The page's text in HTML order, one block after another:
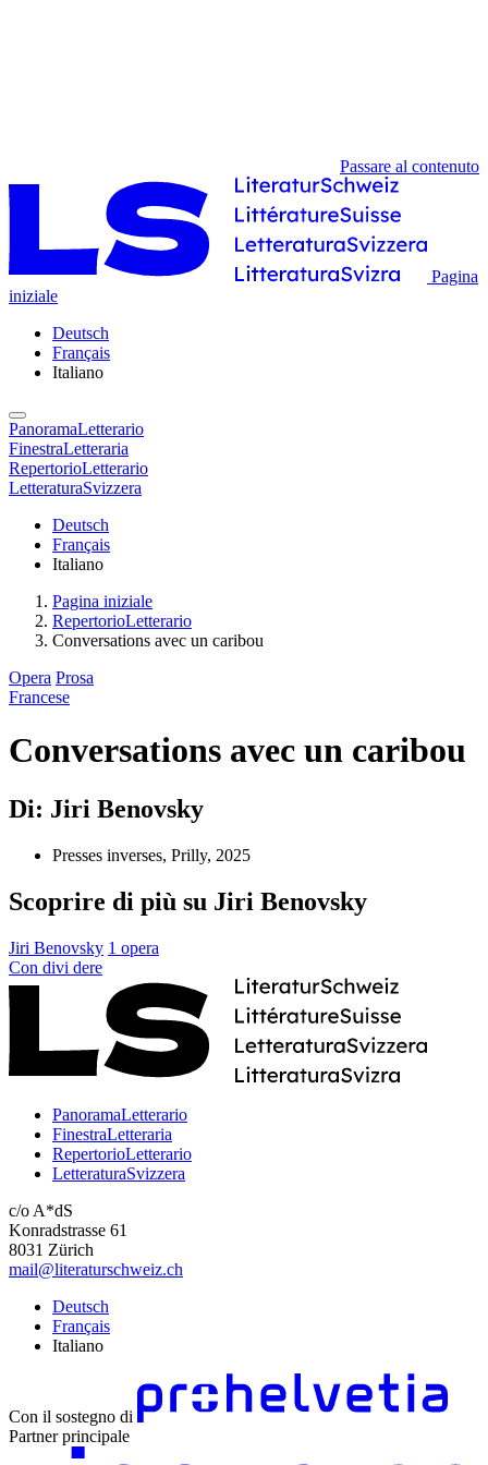
Passare al contenuto
Pagina
iniziale
Deutsch
Français
Italiano
PanoramaLetterario
FinestraLetteraria
RepertorioLetterario
LetteraturaSvizzera
Deutsch
Français
Italiano
Pagina iniziale
RepertorioLetterario
Conversations avec un caribou
Opera Prosa
Francese
Conversations avec un caribou
Di: Jiri Benovsky
Presses inverses, Prilly, 2025
Scoprire di più su Jiri Benovsky
Jiri Benovsky 1 opera
Con divi dere
PanoramaLetterario
FinestraLetteraria
RepertorioLetterario
LetteraturaSvizzera
c/o A*dS
Konradstrasse 61
8031 Zürich
mail@literaturschweiz.ch
Deutsch
Français
Italiano
Con il sostegno di
Partner principale